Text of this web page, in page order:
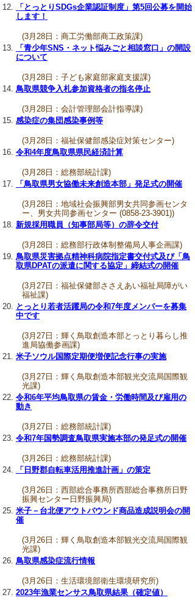
「とっとりSDGs企業認証制度」第5回公募を開始
します！
(3月28日：商工労働部商工政策課)
「青少年SNS・ネット悩みごと相談窓口」の開設
について
(3月28日：子ども家庭部家庭支援課)
鳥取県競争入札参加資格者の指名停止
(3月28日：会計管理部会計指導課)
感染症の集団感染事例等
(3月28日：福祉保健部感染症対策センター)
令和4年度鳥取県県民経済計算
(3月28日：総務部統計課)
「鳥取県男女協働未来創造本部」発足式の開催
(3月28日：地域社会振興部男女共同参画センタ
ー、男女共同参画センター (0858-23-3901))
新規採用職員（知事部局等）の辞令交付
(3月28日：総務部行政体制整備局人事企画課)
鳥取県災害拠点精神科病院指定書交付式及び「鳥
取県DPATの派遣に関する協定」締結式の開催
(3月27日：福祉保健部ささえあい福祉局障がい
福祉課)
とっとり若者活躍局の令和7年度メンバーを募集
中です
(3月27日：輝く鳥取創造本部とっとり暮らし推
進局協働参画課)
米子ソウル国際定期便増便記念行事の実施
(3月27日：輝く鳥取創造本部観光交流局国際観
光課)
令和6年平均鳥取県の賃金・労働時間及び雇用の
動き
(3月27日：総務部統計課)
令和7年国勢調査鳥取県実施本部の発足式の開催
(3月26日：総務部統計課)
「日野郡自転車活用推進計画」の策定
(3月26日：西部総合事務所西部総合事務所日野
振興センター日野振興局)
米子－台北便アウトバウンド商品造成説明会の開
催
(3月26日：輝く鳥取創造本部観光交流局国際観
光課)
鳥取県感染症流行情報
(3月26日：生活環境部衛生環境研究所)
2023年漁業センサス鳥取県結果（確定値）